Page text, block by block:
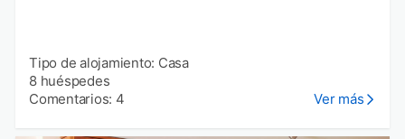
Tipo de alojamiento: Casa
8 huéspedes
Comentarios: 4
Ver más